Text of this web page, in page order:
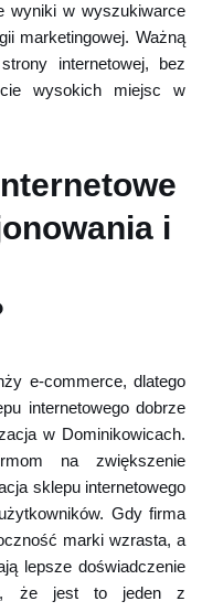
wyniki w wyszukiwarce
marketingowej. Ważną
internetowej, bez
wysokich miejsc w
i
e-commerce, dlatego
internetowego dobrze
w Dominikowicach.
na zwiększenie
sklepu internetowego
Gdy firma
marki wzrasta, a
lepsze doświadczenie
że jest to jeden z